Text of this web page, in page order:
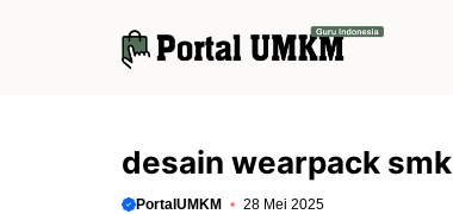
desain wearpack smk
PortalUMKM 28 Mei 2025